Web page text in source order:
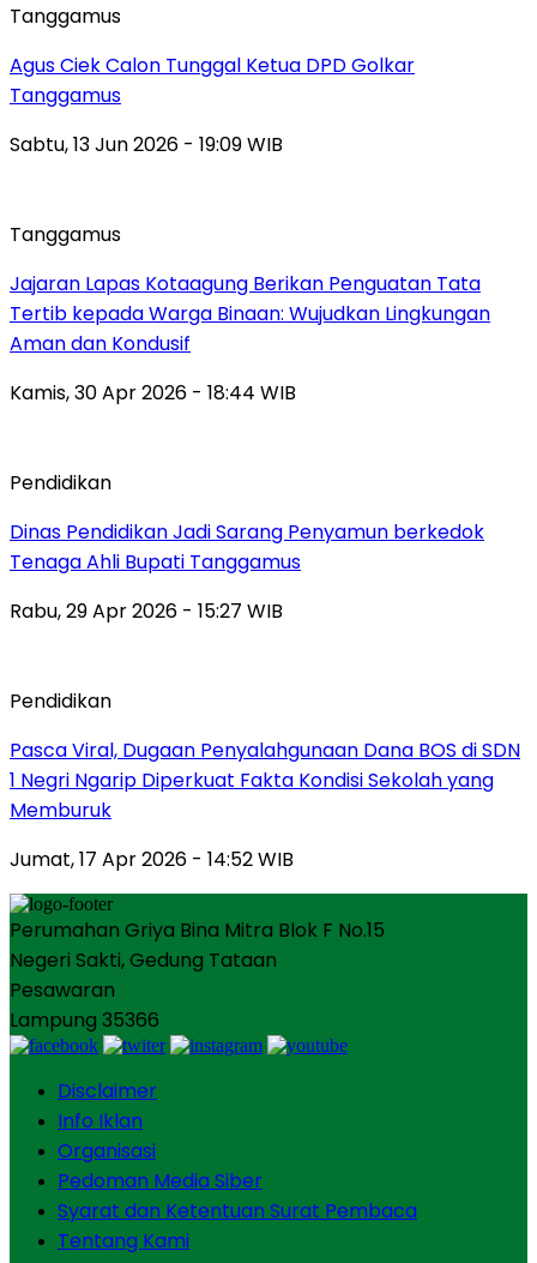
Tanggamus
Agus Ciek Calon Tunggal Ketua DPD Golkar
Tanggamus
Sabtu, 13 Jun 2026 - 19:09 WIB
Tanggamus
Jajaran Lapas Kotaagung Berikan Penguatan Tata
Tertib kepada Warga Binaan: Wujudkan Lingkungan
Aman dan Kondusif
Kamis, 30 Apr 2026 - 18:44 WIB
Pendidikan
Dinas Pendidikan Jadi Sarang Penyamun berkedok
Tenaga Ahli Bupati Tanggamus
Rabu, 29 Apr 2026 - 15:27 WIB
Pendidikan
Pasca Viral, Dugaan Penyalahgunaan Dana BOS di SDN
1 Negri Ngarip Diperkuat Fakta Kondisi Sekolah yang
Memburuk
Jumat, 17 Apr 2026 - 14:52 WIB
Perumahan Griya Bina Mitra Blok F No.15
Negeri Sakti, Gedung Tataan
Pesawaran
Lampung 35366
Disclaimer
Info Iklan
Organisasi
Pedoman Media Siber
Syarat dan Ketentuan Surat Pembaca
Tentang Kami